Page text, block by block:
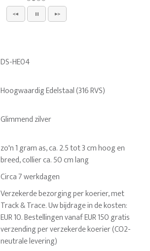
DS-HE04
Hoogwaardig Edelstaal (316 RVS)
Glimmend zilver
zo'n 1 gram as, ca. 2.5 tot 3 cm hoog en
breed, collier ca. 50 cm lang
Circa 7 werkdagen
Verzekerde bezorging per koerier, met
Track & Trace. Uw bijdrage in de kosten:
EUR 10. Bestellingen vanaf EUR 150 gratis
verzending per verzekerde koerier (CO2-
neutrale levering)